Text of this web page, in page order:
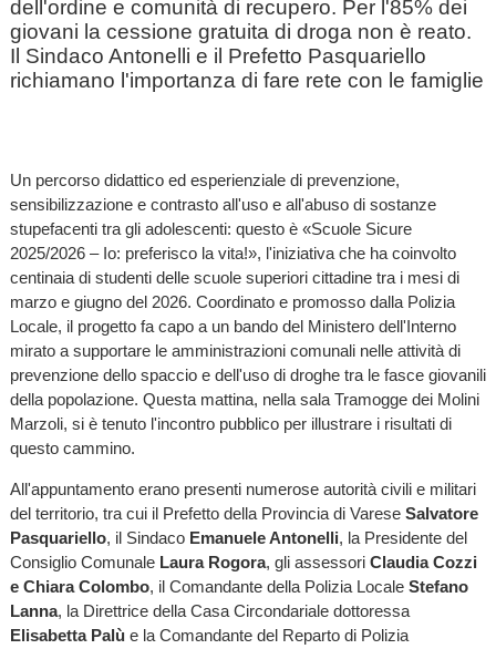
dell'ordine e comunità di recupero. Per l'85% dei
giovani la cessione gratuita di droga non è reato.
Il Sindaco Antonelli e il Prefetto Pasquariello
richiamano l'importanza di fare rete con le famiglie
Un percorso didattico ed esperienziale di prevenzione,
sensibilizzazione e contrasto all'uso e all'abuso di sostanze
stupefacenti tra gli adolescenti: questo è «Scuole Sicure
2025/2026 – Io: preferisco la vita!», l'iniziativa che ha coinvolto
centinaia di studenti delle scuole superiori cittadine tra i mesi di
marzo e giugno del 2026. Coordinato e promosso dalla Polizia
Locale, il progetto fa capo a un bando del Ministero dell'Interno
mirato a supportare le amministrazioni comunali nelle attività di
prevenzione dello spaccio e dell'uso di droghe tra le fasce giovanili
della popolazione. Questa mattina, nella sala Tramogge dei Molini
Marzoli, si è tenuto l'incontro pubblico per illustrare i risultati di
questo cammino.
All'appuntamento erano presenti numerose autorità civili e militari
del territorio, tra cui il Prefetto della Provincia di Varese Salvatore
Pasquariello, il Sindaco Emanuele Antonelli, la Presidente del
Consiglio Comunale Laura Rogora, gli assessori Claudia Cozzi
e Chiara Colombo, il Comandante della Polizia Locale Stefano
Lanna, la Direttrice della Casa Circondariale dottoressa
Elisabetta Palùe la Comandante del Reparto di Polizia